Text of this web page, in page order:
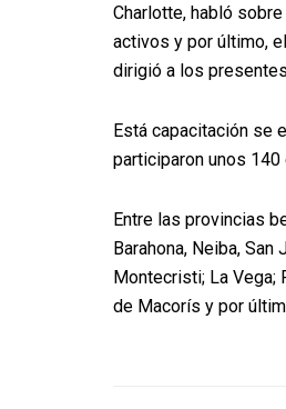
Charlotte, habló
activos y por último,
dirigió a los
Está capacitación se
participaron unos 140
Entre las provincias
Barahona, Neiba,
Montecristi; La Vega;
de Macorís y por